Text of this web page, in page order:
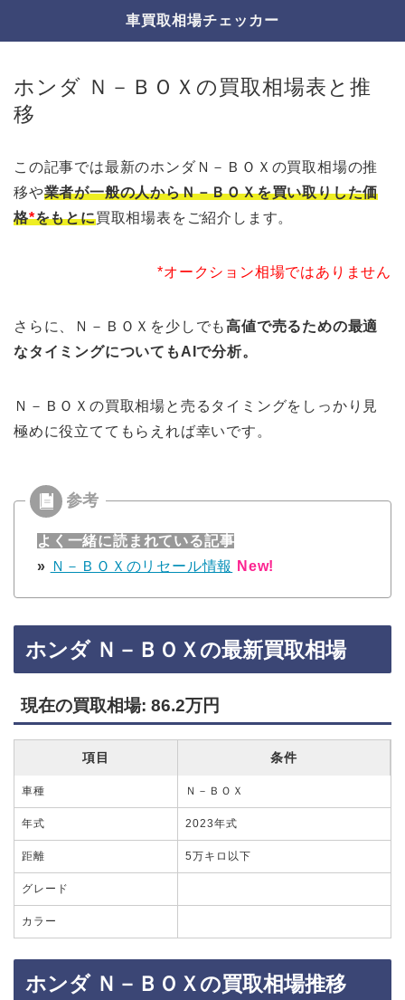
車買取相場チェッカー
ホンダ Ｎ－ＢＯＸの買取相場表と推
移
この記事では最新のホンダＮ－ＢＯＸの買取相場の推
移や業者が一般の人からＮ－ＢＯＸを買い取りした価
格*をもとに買取相場表をご紹介します。
*オークション相場ではありません
さらに、Ｎ－ＢＯＸを少しでも高値で売るための最適
なタイミングについてもAIで分析。
Ｎ－ＢＯＸの買取相場と売るタイミングをしっかり見
極めに役立ててもらえれば幸いです。
よく一緒に読まれている記事
» Ｎ－ＢＯＸのリセール情報 New!
ホンダ Ｎ－ＢＯＸの最新買取相場
現在の買取相場: 86.2万円
項目 条件
車種 Ｎ－ＢＯＸ
年式 2023年式
距離 5万キロ以下
グレード
カラー
ホンダ Ｎ－ＢＯＸの買取相場推移